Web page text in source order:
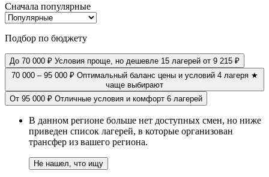
Сначала популярные
Подбор по бюджету
До 70 000 ₽ Условия проще, но дешевле 15 лагерей от 9 215 ₽
70 000 – 95 000 ₽ Оптимальный баланс цены и условий 4 лагеря ★
чаще выбирают
От 95 000 ₽ Отличные условия и комфорт 6 лагерей
В данном регионе больше нет доступных смен, но ниже
приведен список лагерей, в которые организован
трансфер из вашего региона.
Не нашел, что ищу